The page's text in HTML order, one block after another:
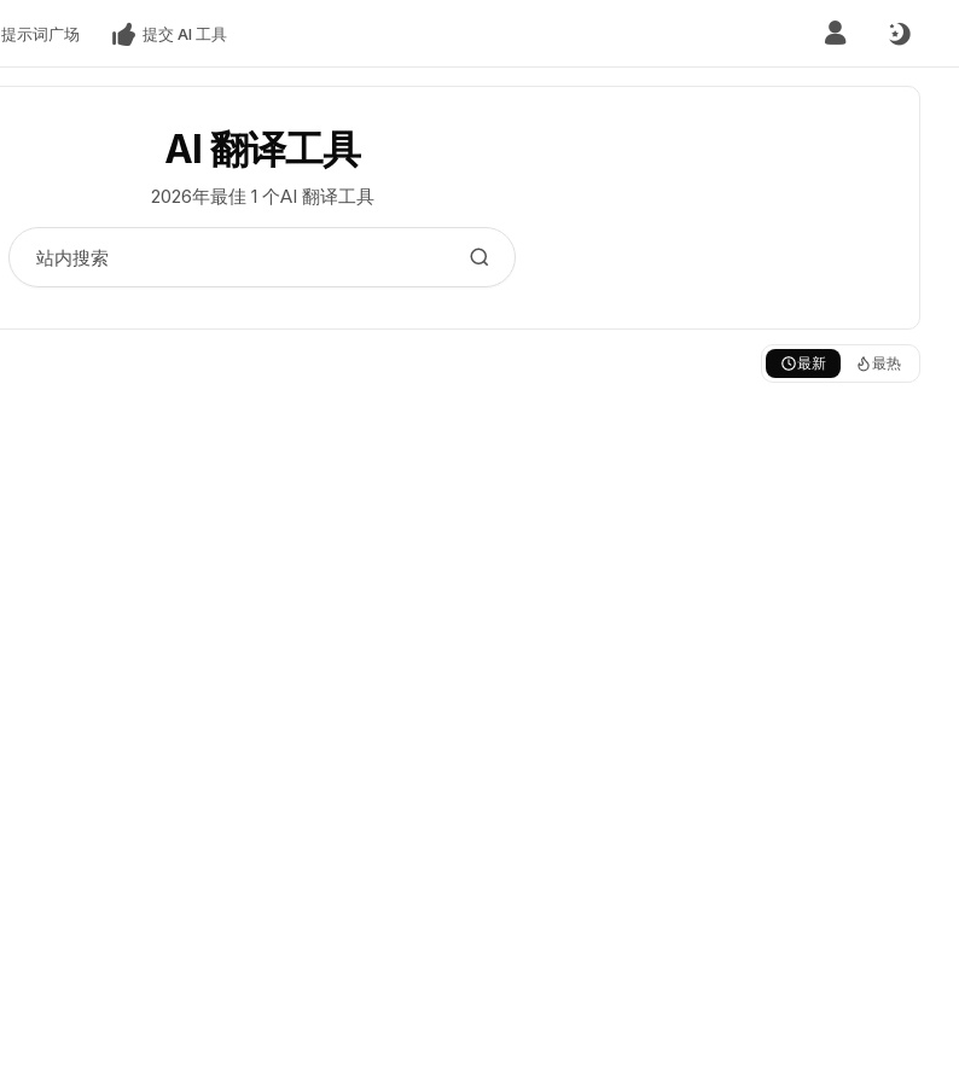
提示词广场 提交 AI 工具
AI 翻译工具
2026年最佳 1 个AI 翻译工具
最新 最热